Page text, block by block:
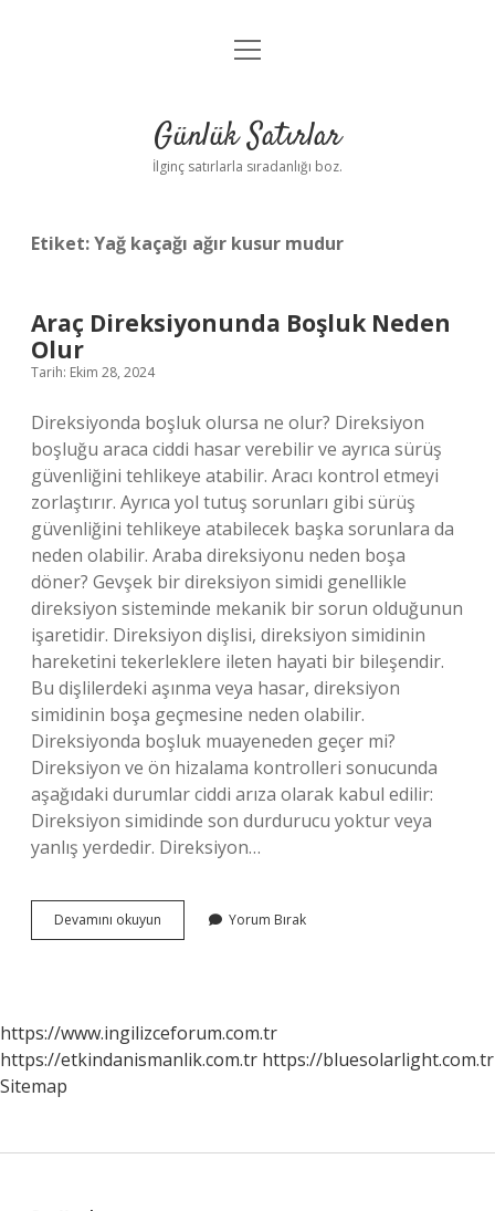
Anasayfa
Yasal Uyarı
menüyü
Günlük Satırlar
İlginç satırlarla sıradanlığı boz.
Etiket:Yağ kaçağı ağır kusur mudur
Araç Direksiyonunda Boşluk Neden
Olur
Tarih: Ekim 28, 2024
Direksiyonda boşluk olursa ne olur? Direksiyon
boşluğu araca ciddi hasar verebilir ve ayrıca sürüş
güvenliğini tehlikeye atabilir. Aracı kontrol etmeyi
zorlaştırır. Ayrıca yol tutuş sorunları gibi sürüş
güvenliğini tehlikeye atabilecek başka sorunlara da
neden olabilir. Araba direksiyonu neden boşa
döner? Gevşek bir direksiyon simidi genellikle
direksiyon sisteminde mekanik bir sorun olduğunun
işaretidir. Direksiyon dişlisi, direksiyon simidinin
hareketini tekerleklere ileten hayati bir bileşendir.
Bu dişlilerdeki aşınma veya hasar, direksiyon
simidinin boşa geçmesine neden olabilir.
Direksiyonda boşluk muayeneden geçer mi?
Direksiyon ve ön hizalama kontrolleri sonucunda
aşağıdaki durumlar ciddi arıza olarak kabul edilir:
Direksiyon simidinde son durdurucu yoktur veya
yanlış yerdedir. Direksiyon…
Devamını okuyun
Direksiyonunda
Yorum Bırak
https://www.ingilizceforum.com.tr
https://etkindanismanlik.com.tr https://bluesolarlight.com.tr
Sitemap